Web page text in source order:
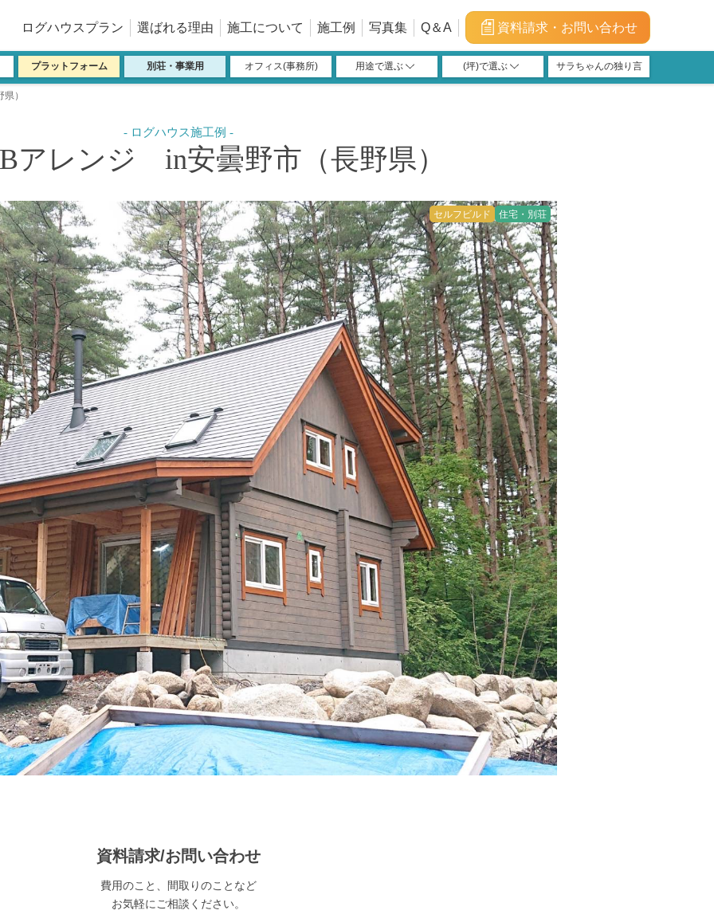
ログハウスプラン 選ばれる理由 施工について 施工例 写真集 Q＆A 資料請求・お問い合わせ
プラットフォーム 別荘・事業用 オフィス(事務所)
用途で選ぶ
店舗
宿泊施設
学習塾
福利厚生施設
教会
介護
(坪)で選ぶ
40m²(12坪)未満
40m²(12坪)以上～
66m²(20坪)以上～
100m²(30坪)以上～
120m²(36坪)以上～
150m²(45坪)以上～
200m²(60坪)以上
サラちゃんの独り言
）
アレンジ in安曇野市（長野県）
セルフビルド 住宅・別荘
資料請求/お問い合わせ
費用のこと、間取りのことなど
お気軽にご相談ください。